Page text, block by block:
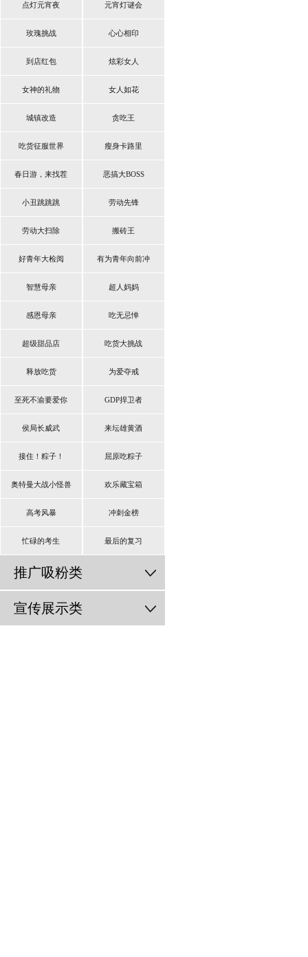
点灯元宵夜 元宵灯谜会
玫瑰挑战 心心相印
到店红包 炫彩女人
女神的礼物 女人如花
城镇改造 贪吃王
吃货征服世界 瘦身卡路里
春日游，来找茬 恶搞大BOSS
小丑跳跳跳 劳动先锋
劳动大扫除 搬砖王
好青年大检阅 有为青年向前冲
智慧母亲 超人妈妈
感恩母亲 吃无忌惮
超级甜品店 吃货大挑战
释放吃货 为爱夺戒
至死不渝要爱你 GDP捍卫者
侯局长威武 来坛雄黄酒
接住！粽子！ 屈原吃粽子
奥特曼大战小怪兽 欢乐藏宝箱
高考风暴 冲刺金榜
忙碌的考生 最后的复习
推广吸粉类
宣传展示类